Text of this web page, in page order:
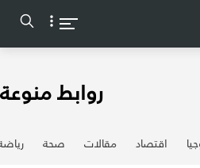
روابط منوعة
اقتصاد مقالات صحة